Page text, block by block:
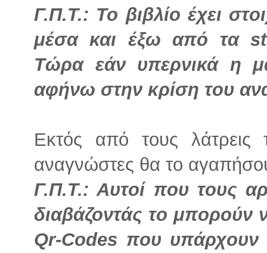
Γ.Π.Τ.: Το βιβλίο έχει
μέσα και έξω από τα
Τώρα εάν υπερνικά η
αφήνω στην κρίση του
Εκτός από τους λάτρεις
αναγνώστες θα το
Γ.Π.Τ.: Αυτοί που τους
διαβάζοντάς το μπορούν
Qr-Codes που υπάρχουν